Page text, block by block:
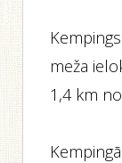
meža
1,4 km